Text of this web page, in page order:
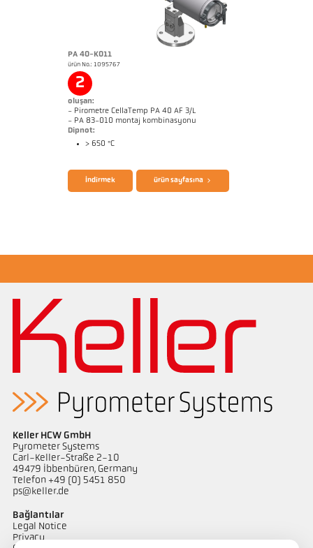
PA 40-K011
ürün No.: 1095767
2
oluşan:
- Pirometre CellaTemp PA 40 AF 3/L
- PA 83-010 montaj kombinasyonu
Dipnot:
> 650 °C
Boyutçizim PA 40-K011
İndirmek ürün sayfasına
Keller HCW GmbH
Pyrometer Systems
Carl-Keller-Straße 2-10
49479 Ibbenbüren, Germany
Telefon +49 (0) 5451 850
ps@keller.de
Bağlantılar
Legal Notice
Privacy